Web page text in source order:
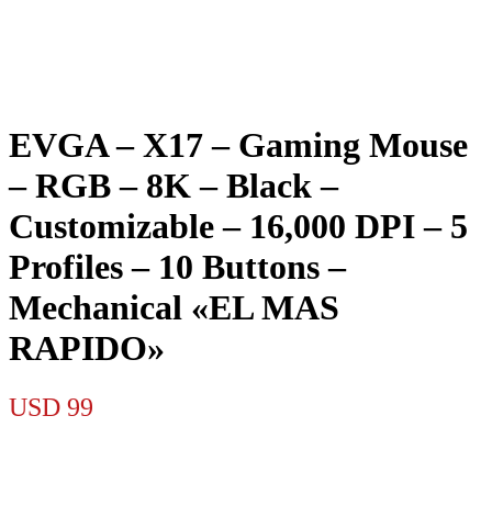
EVGA – X17 – Gaming Mouse
– RGB – 8K – Black –
Customizable – 16,000 DPI – 5
Profiles – 10 Buttons –
Mechanical «EL MAS
RAPIDO»
USD 99